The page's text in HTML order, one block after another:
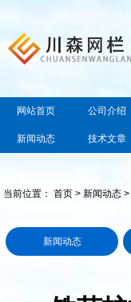
网站首页 公司介绍
新闻动态 技术文章
当前位置：首页 >新闻动态 >
新闻动态